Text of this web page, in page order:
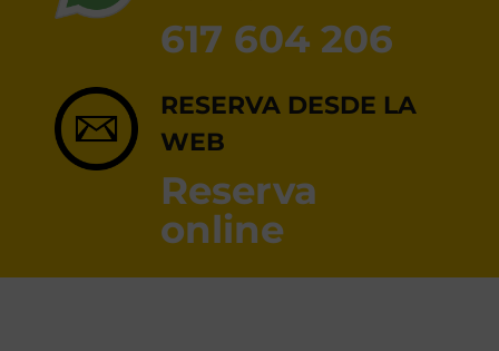
617 604 206
RESERVA DESDE LA
WEB
Reserva
online